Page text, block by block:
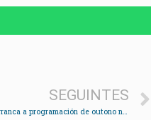
SEGUINTES